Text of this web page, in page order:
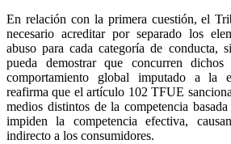
En relación con la primera cuestión, el
necesario acreditar por separado los
abuso para cada categoría de conducta,
pueda demostrar que concurren dichos
comportamiento global imputado a la
reafirma que el artículo 102 TFUE
medios distintos de la competencia
impiden la competencia efectiva,
indirecto a los consumidores.